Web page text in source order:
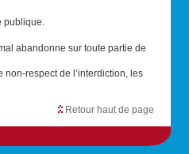
publique.
abandonne sur toute partie de
non-respect de l’interdiction, les
Retour haut de page